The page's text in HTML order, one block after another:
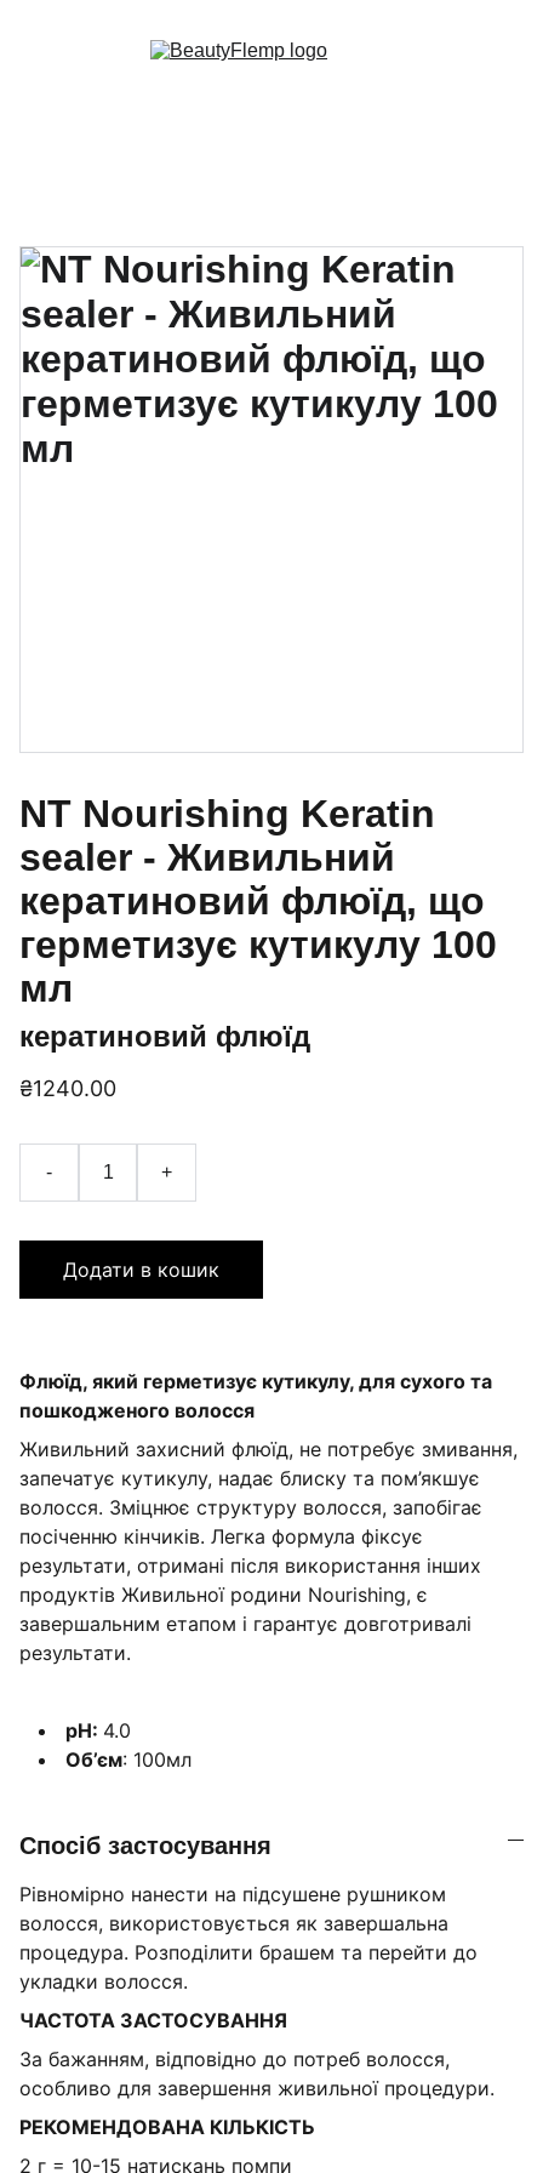
NT Nourishing Keratin
sealer - Живильний
кератиновий флюїд, що
герметизує кутикулу 100
мл
кератиновий флюїд
₴1240.00
- +
Додати в кошик
Флюїд, який герметизує кутикулу, для сухого та
пошкодженого волосся
Живильний захисний флюїд, не потребує змивання,
запечатує кутикулу, надає блиску та пом’якшує
волосся. Зміцнює структуру волосся, запобігає
посіченню кінчиків. Легка формула фіксує
результати, отримані після використання інших
продуктів Живильної родини Nourishing, є
завершальним етапом і гарантує довготривалі
результати.
pH: 4.0
Об’єм: 100мл
Спосіб застосування
Рівномірно нанести на підсушене рушником
волосся, використовується як завершальна
процедура. Розподілити брашем та перейти до
укладки волосся.
ЧАСТОТА ЗАСТОСУВАННЯ
За бажанням, відповідно до потреб волосся,
особливо для завершення живильної процедури.
РЕКОМЕНДОВАНА КІЛЬКІСТЬ
2 г = 10-15 натискань помпи